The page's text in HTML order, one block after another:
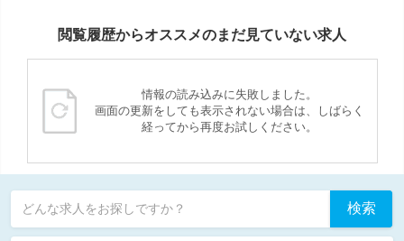
閲覧履歴からオススメのまだ見ていない求人
情報の読み込みに失敗しました。
画面の更新をしても表示されない場合は、しばらく
経ってから再度お試しください。
どんな求人をお探しですか？ 検索